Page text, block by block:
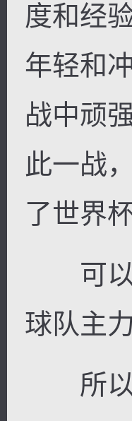
度和经
年轻和
战中顽
此一战
了世界
可以
球队主
所以